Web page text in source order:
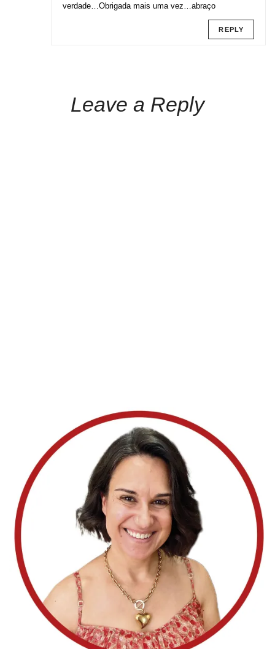
verdade…Obrigada mais uma vez…abraço
REPLY
Leave a Reply